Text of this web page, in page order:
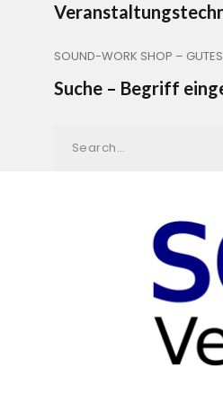
SOUND-WORK SHOP –
Suche – Begriff